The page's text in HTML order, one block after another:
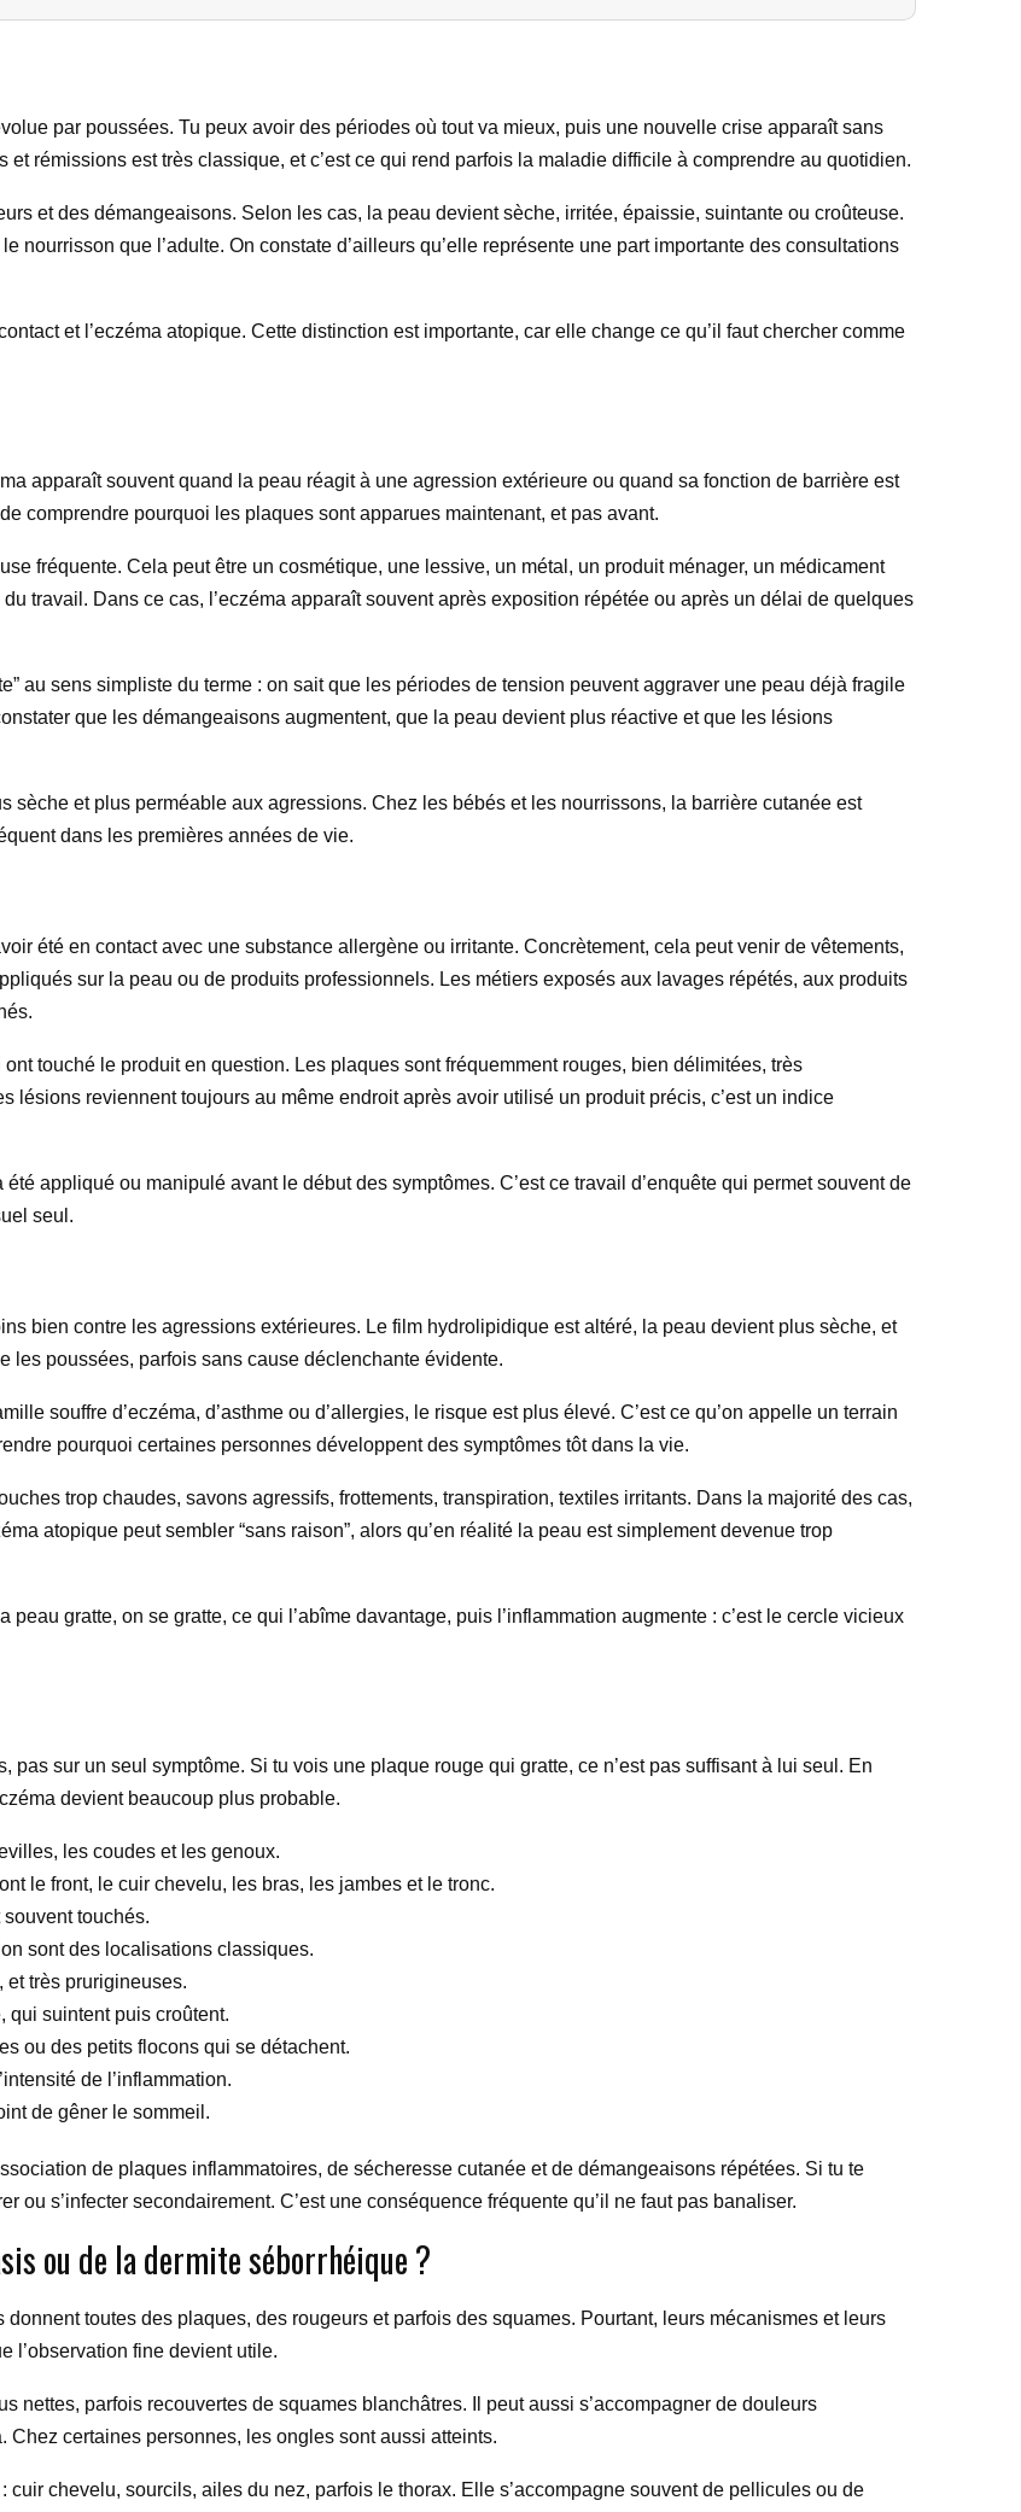
par poussées. Tu peux avoir des périodes où tout va mieux, puis une nouvelle crise apparaît sans
rémissions est très classique, et c’est ce qui rend parfois la maladie difficile à comprendre au quotidien.
et des démangeaisons. Selon les cas, la peau devient sèche, irritée, épaissie, suintante ou croûteuse.
nourrisson que l’adulte. On constate d’ailleurs qu’elle représente une part importante des consultations
et l’eczéma atopique. Cette distinction est importante, car elle change ce qu’il faut chercher comme
apparaît souvent quand la peau réagit à une agression extérieure ou quand sa fonction de barrière est
comprendre pourquoi les plaques sont apparues maintenant, et pas avant.
fréquente. Cela peut être un cosmétique, une lessive, un métal, un produit ménager, un médicament
travail. Dans ce cas, l’eczéma apparaît souvent après exposition répétée ou après un délai de quelques
au sens simpliste du terme : on sait que les périodes de tension peuvent aggraver une peau déjà fragile
que les démangeaisons augmentent, que la peau devient plus réactive et que les lésions
sèche et plus perméable aux agressions. Chez les bébés et les nourrissons, la barrière cutanée est
dans les premières années de vie.
été en contact avec une substance allergène ou irritante. Concrètement, cela peut venir de vêtements,
sur la peau ou de produits professionnels. Les métiers exposés aux lavages répétés, aux produits
touché le produit en question. Les plaques sont fréquemment rouges, bien délimitées, très
lésions reviennent toujours au même endroit après avoir utilisé un produit précis, c’est un indice
appliqué ou manipulé avant le début des symptômes. C’est ce travail d’enquête qui permet souvent de
seul.
bien contre les agressions extérieures. Le film hydrolipidique est altéré, la peau devient plus sèche, et
les poussées, parfois sans cause déclenchante évidente.
souffre d’eczéma, d’asthme ou d’allergies, le risque est plus élevé. C’est ce qu’on appelle un terrain
pourquoi certaines personnes développent des symptômes tôt dans la vie.
trop chaudes, savons agressifs, frottements, transpiration, textiles irritants. Dans la majorité des cas,
atopique peut sembler “sans raison”, alors qu’en réalité la peau est simplement devenue trop
gratte, on se gratte, ce qui l’abîme davantage, puis l’inflammation augmente : c’est le cercle vicieux
sur un seul symptôme. Si tu vois une plaque rouge qui gratte, ce n’est pas suffisant à lui seul. En
devient beaucoup plus probable.
les coudes et les genoux.
le front, le cuir chevelu, les bras, les jambes et le tronc.
touchés.
sont des localisations classiques.
et très prurigineuses.
qui suintent puis croûtent.
ou des petits flocons qui se détachent.
de l’inflammation.
de gêner le sommeil.
de plaques inflammatoires, de sécheresse cutanée et de démangeaisons répétées. Si tu te
ou s’infecter secondairement. C’est une conséquence fréquente qu’il ne faut pas banaliser.
ou de la dermite séborrhéique ?
toutes des plaques, des rougeurs et parfois des squames. Pourtant, leurs mécanismes et leurs
l’observation fine devient utile.
nettes, parfois recouvertes de squames blanchâtres. Il peut aussi s’accompagner de douleurs
Chez certaines personnes, les ongles sont aussi atteints.
chevelu, sourcils, ailes du nez, parfois le thorax. Elle s’accompagne souvent de pellicules ou de